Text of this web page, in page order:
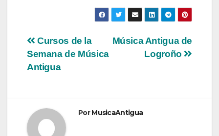
Navegación
de
Música Antigua de
Logroño
Cursos de la
Semana de Música
Antigua
PorMusicaAntigua